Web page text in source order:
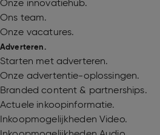
Onze innovatiehub.
Ons team.
Onze vacatures.
Adverteren.
Starten met adverteren.
Onze advertentie-oplossingen.
Branded content & partnerships.
Actuele inkoopinformatie.
Inkoopmogelijkheden Video.